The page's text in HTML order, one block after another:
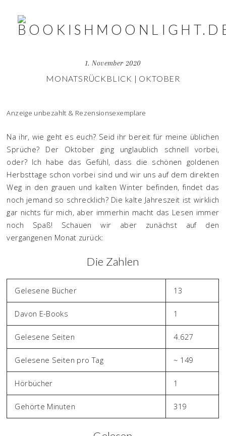
1. November 2020
MONATSRÜCKBLICK | OKTOBER
Anzeige unbezahlt & Rezensionsexemplare
Na ihr, wie geht es euch? Seid ihr bereit für meine üblichen
Sprüche? Der Oktober ging unglaublich schnell vorbei,
oder? Ich habe das Gefühl, dass die schönen goldenen
Herbsttage schon vorbei sind und wir uns auf dem direkten
Weg in den grauen und kalten Winter befinden, findet das
noch jemand so schrecklich? Die kalte Jahreszeit ist wirklich
gar nichts für mich, aber immerhin macht das Lesen immer
noch Spaß! Schauen wir aber zunächst auf den
vergangenen Monat zurück:
Die Zahlen
Gelesene Bücher 13
Davon E-Books 1
Gelesene Seiten 4.627
Gelesene Seiten pro Tag ~ 149
Hörbücher 1
Gehörte Minuten 319